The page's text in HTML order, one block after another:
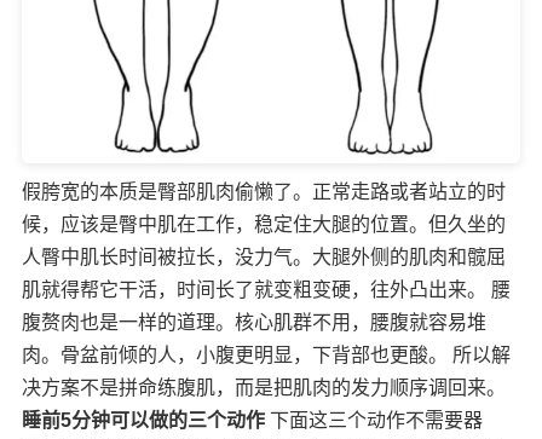
假胯宽的本质是臀部肌肉偷懒了。正常走路或者站立的时
候，应该是臀中肌在工作，稳定住大腿的位置。但久坐的
人臀中肌长时间被拉长，没力气。大腿外侧的肌肉和髋屈
肌就得帮它干活，时间长了就变粗变硬，往外凸出来。 腰
腹赘肉也是一样的道理。核心肌群不用，腰腹就容易堆
肉。骨盆前倾的人，小腹更明显，下背部也更酸。 所以解
决方案不是拼命练腹肌，而是把肌肉的发力顺序调回来。
睡前5分钟可以做的三个动作 下面这三个动作不需要器